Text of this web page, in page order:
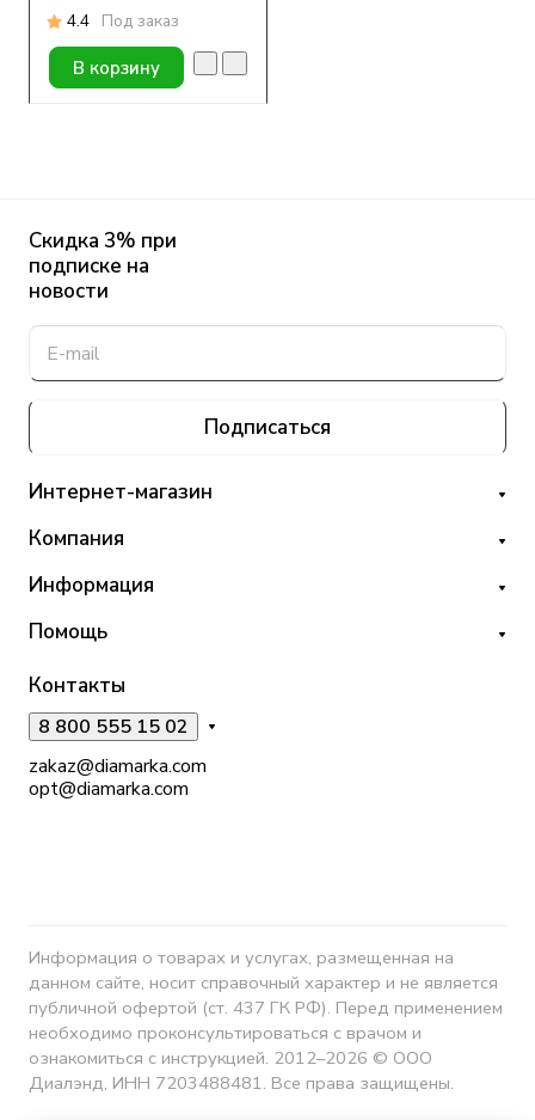
4.4 Под заказ
В корзину
Скидка 3% при
подписке на
новости
Подписаться
Интернет-магазин
Компания
Информация
Помощь
Контакты
8 800 555 15 02
zakaz@diamarka.com
opt@diamarka.com
Информация о товарах и услугах, размещенная на
данном сайте, носит справочный характер и не является
публичной офертой (ст. 437 ГК РФ). Перед применением
необходимо проконсультироваться с врачом и
ознакомиться с инструкцией. 2012–2026 © ООО
Диалэнд, ИНН 7203488481. Все права защищены.